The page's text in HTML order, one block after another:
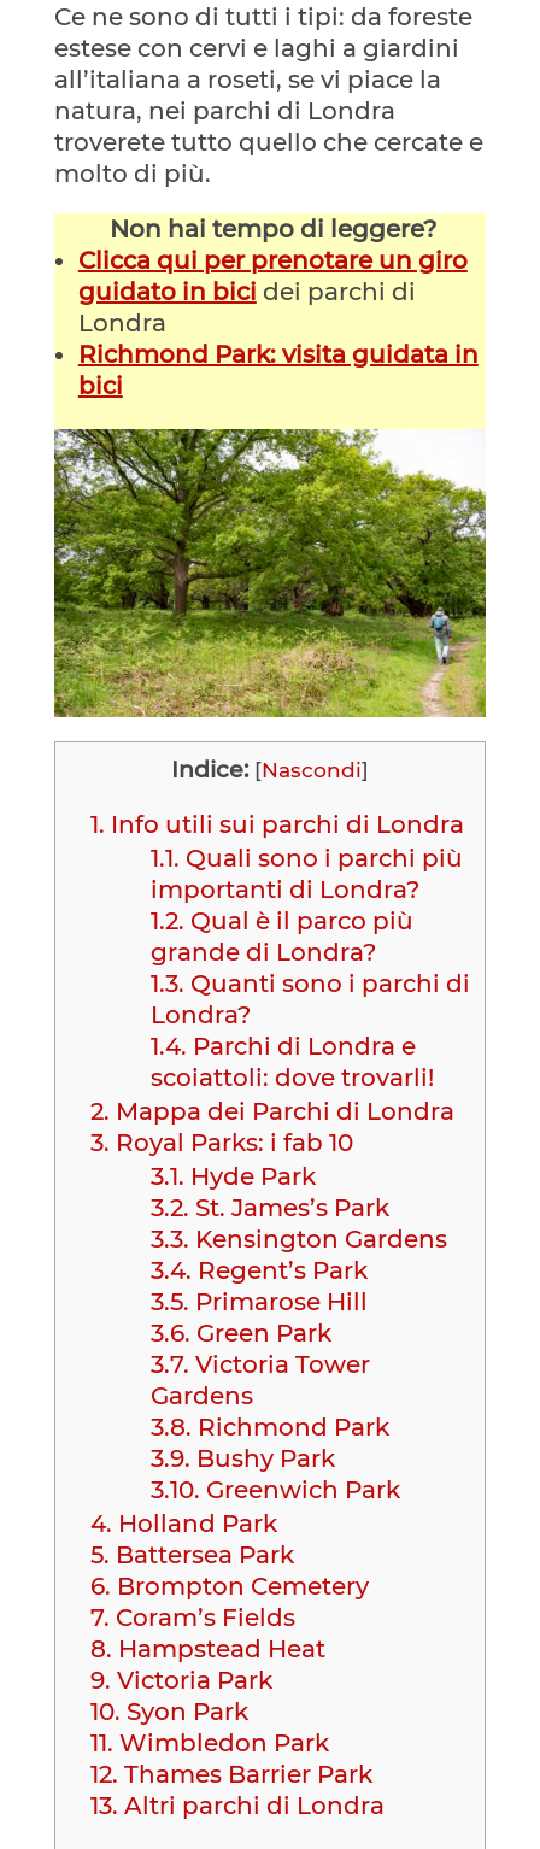
Ce ne sono di tutti i tipi: da foreste
estese con cervi e laghi a giardini
all’italiana a roseti, se vi piace la
natura, nei parchi di Londra
troverete tutto quello che cercate e
molto di più.
Non hai tempo di leggere?
Clicca qui per prenotare un giro
guidato in bici dei parchi di
Londra
Richmond Park: visita guidata in
bici
Indice: [Nascondi]
1. Info utili sui parchi di Londra
1.1. Quali sono i parchi più
importanti di Londra?
1.2. Qual è il parco più
grande di Londra?
1.3. Quanti sono i parchi di
Londra?
1.4. Parchi di Londra e
scoiattoli: dove trovarli!
2. Mappa dei Parchi di Londra
3. Royal Parks: i fab 10
3.1. Hyde Park
3.2. St. James’s Park
3.3. Kensington Gardens
3.4. Regent’s Park
3.5. Primarose Hill
3.6. Green Park
3.7. Victoria Tower
Gardens
3.8. Richmond Park
3.9. Bushy Park
3.10. Greenwich Park
4. Holland Park
5. Battersea Park
6. Brompton Cemetery
7. Coram’s Fields
8. Hampstead Heat
9. Victoria Park
10. Syon Park
11. Wimbledon Park
12. Thames Barrier Park
13. Altri parchi di Londra